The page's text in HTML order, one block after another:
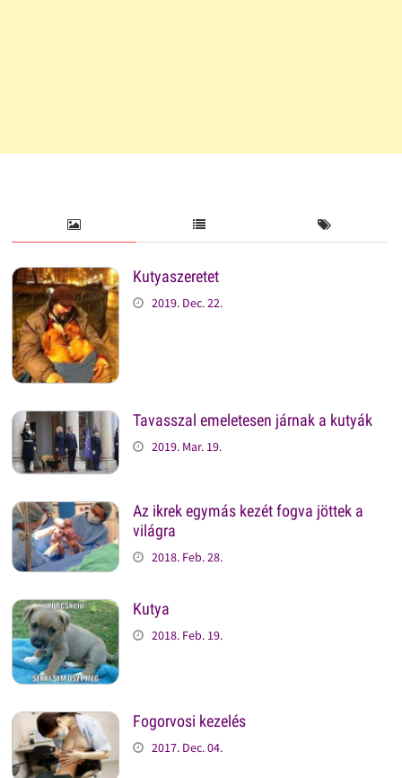
Kutyaszeretet
2019. Dec. 22.
Tavasszal emeletesen járnak a kutyák
2019. Mar. 19.
Az ikrek egymás kezét fogva jöttek a
világra
2018. Feb. 28.
Kutya
2018. Feb. 19.
Fogorvosi kezelés
2017. Dec. 04.